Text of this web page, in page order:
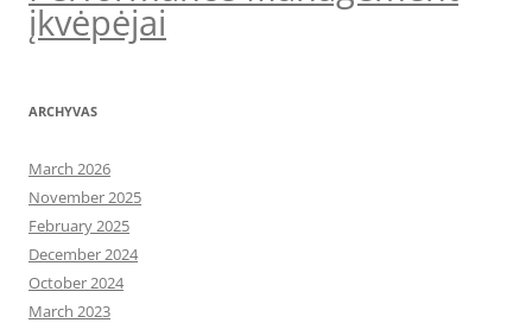
įkvėpėjai
ARCHYVAS
March 2026
November 2025
February 2025
December 2024
October 2024
March 2023